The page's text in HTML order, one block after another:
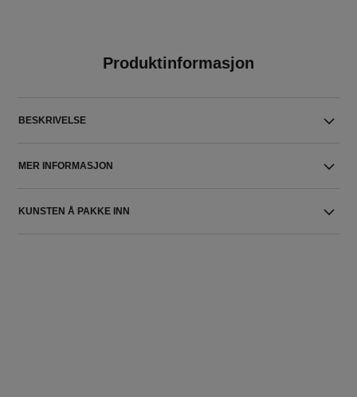
Produktinformasjon
BESKRIVELSE
MER INFORMASJON
KUNSTEN Å PAKKE INN